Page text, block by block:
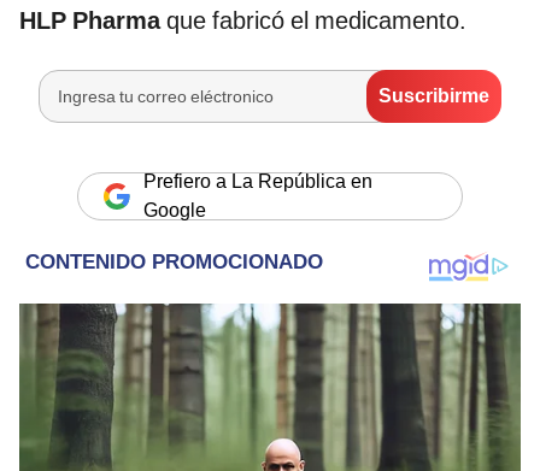
HLP Pharmaque fabricó el medicamento.
Prefiero a La República en
Google